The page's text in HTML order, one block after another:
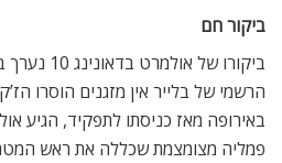
ביקור חם
ביקורו של
הרשמי של בלייר אין מזגנים הוסרו
באירופה מאז כניסתו לתפקיד, הגיע
פמליה מצומצמת שכללה את ראש המטה